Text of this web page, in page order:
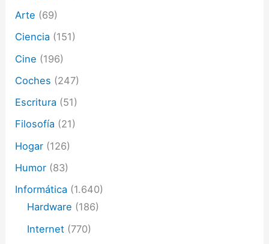
r
n
c
o
Arte (69)
Ciencia (151)
Cine (196)
Coches (247)
Escritura (51)
Filosofía (21)
Hogar (126)
Humor (83)
Informática (1.640)
Hardware (186)
Internet (770)